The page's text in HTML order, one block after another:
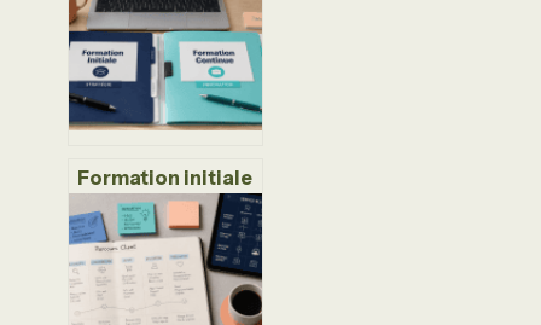
Formation initiale
ou continue :
comment éviter
l’erreur de statut
qui bloque votre
financement